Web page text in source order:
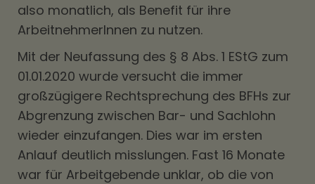
also monatlich, als Benefit für ihre
ArbeitnehmerInnen zu nutzen.
Mit der Neufassung des § 8 Abs. 1 EStG zum
01.01.2020 wurde versucht die immer
großzügigere Rechtsprechung des BFHs zur
Abgrenzung zwischen Bar- und Sachlohn
wieder einzufangen. Dies war im ersten
Anlauf deutlich misslungen. Fast 16 Monate
war für Arbeitgebende unklar, ob die von